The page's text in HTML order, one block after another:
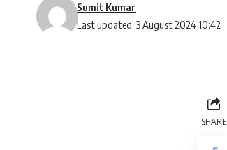
Last updated: 3 August 2024 10:42
Sumit Kumar
SHARE